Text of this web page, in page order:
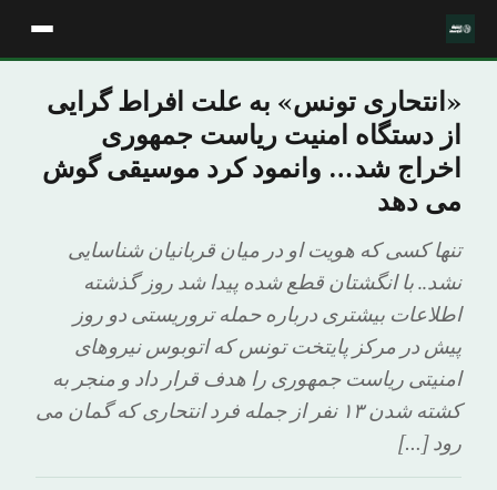
«انتحاری تونس» به علت افراط گرایی
از دستگاه امنیت ریاست جمهوری
اخراج شد… وانمود کرد موسیقی گوش
می دهد
تنها کسی که هویت او در میان قربانیان شناسایی
نشد.. با انگشتان قطع شده پیدا شد روز گذشته
اطلاعات بیشتری درباره حمله تروریستی دو روز
پیش در مرکز پایتخت تونس که اتوبوس نیروهای
امنیتی ریاست جمهوری را هدف قرار داد و منجر به
کشته شدن ۱۳ نفر از جمله فرد انتحاری که گمان می
رود […]